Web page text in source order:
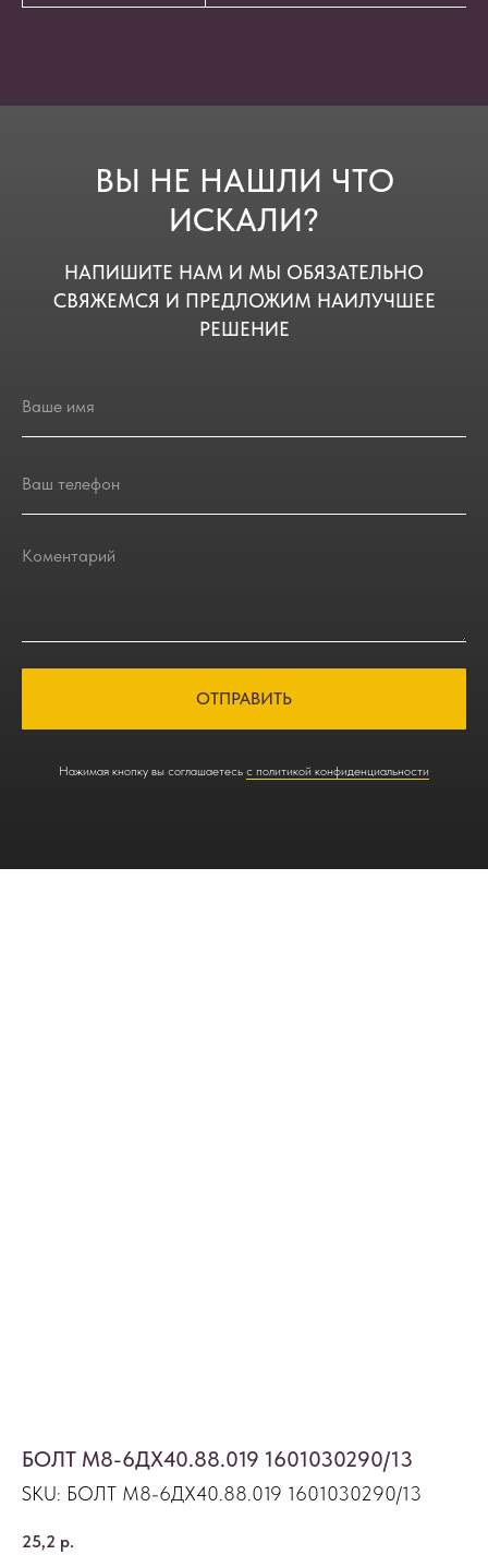
ВЫ НЕ НАШЛИ ЧТО
ИСКАЛИ?
НАПИШИТЕ НАМ И МЫ ОБЯЗАТЕЛЬНО
СВЯЖЕМСЯ И ПРЕДЛОЖИМ НАИЛУЧШЕЕ
РЕШЕНИЕ
ОТПРАВИТЬ
Нажимая кнопку вы соглашаетесь с политикой конфиденциальности
БОЛТ М8-6ДХ40.88.019 1601030290/13
SKU: БОЛТ М8-6ДХ40.88.019 1601030290/13
25,2 р.